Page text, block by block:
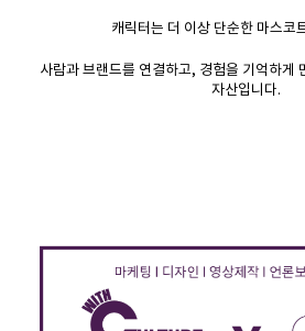
캐릭터는 더 이상 단순한 마스코
사람과 브랜드를 연결하고, 경험을 기억하게
자산입니다.